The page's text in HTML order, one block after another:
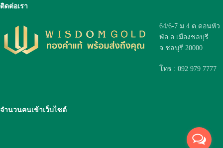
ติดต่อเรา
64/6-7 ม.4 ต.ดอนหัว
ฬ่อ อ.เมืองชลบุรี
จ.ชลบุรี 20000
โทร : 092 979 7777
จำนวนคนเข้าเว็บไซต์